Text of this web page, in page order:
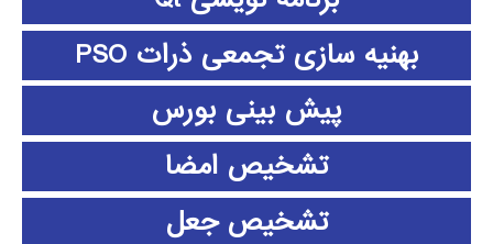
بهنیه سازی تجمعی ذرات PSO
پیش بینی بورس
تشخیص امضا
تشخیص جعل